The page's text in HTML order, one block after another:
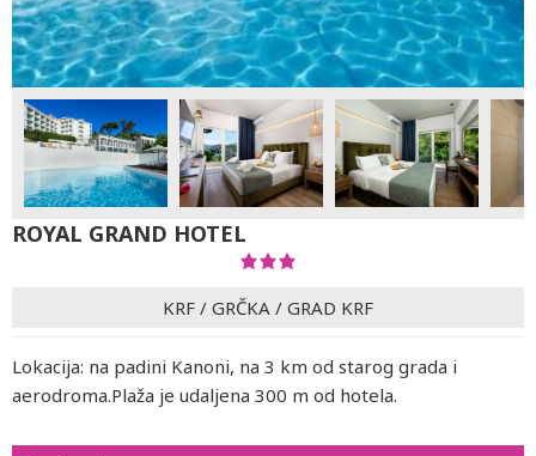
ROYAL GRAND HOTEL
KRF / GRČKA / GRAD KRF
Lokacija: na padini Kanoni, na 3 km od starog grada i
aerodroma.Plaža je udaljena 300 m od hotela.